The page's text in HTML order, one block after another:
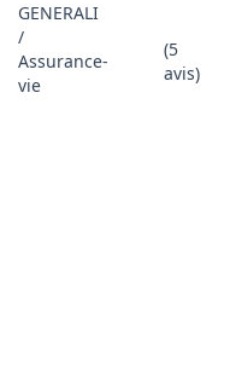
GENERALI
/
Assurance-
vie
(5
avis)